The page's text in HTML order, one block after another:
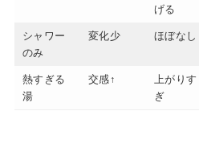
げる
シャワー
のみ
変化少 ほぼなし
熱すぎる
湯
交感↑
上がりす
ぎ